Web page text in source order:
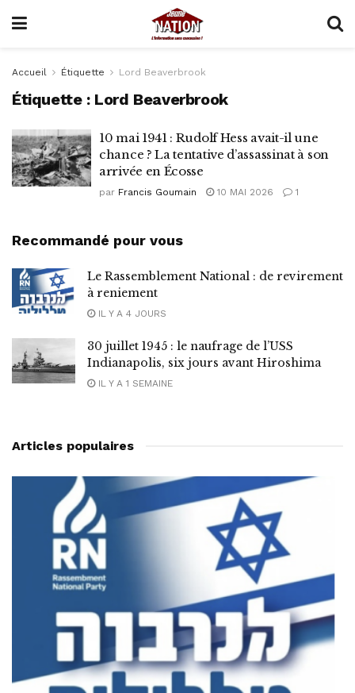
Accueil Étiquette Lord Beaverbrook
Étiquette : Lord Beaverbrook
10 mai 1941 : Rudolf Hess avait-il une
chance ? La tentative d’assassinat à son
arrivée en Écosse
par Francis Goumain 10 MAI 2026 1
Recommandé pour vous
Le Rassemblement National : de revirement
à reniement
IL Y A 4 JOURS
30 juillet 1945 : le naufrage de l’USS
Indianapolis, six jours avant Hiroshima
IL Y A 1 SEMAINE
Articles populaires